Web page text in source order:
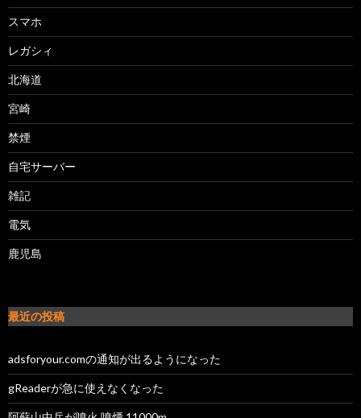
スマホ
レガシィ
北海道
宮崎
禁煙
自宅サーバー
雑記
電気
鹿児島
最近の投稿
adsforyour.comの通知が出るようになった
gReaderが急に使えなくなった